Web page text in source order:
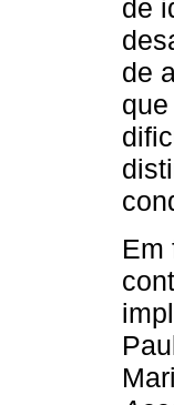
de
de
Em